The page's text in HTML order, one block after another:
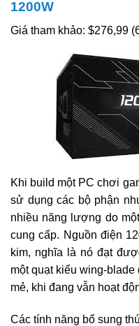
1200W
Giá tham khảo: $276,99
Khi build một PC chơi
sử dụng các bộ phận
nhiều năng lượng do
cung cấp. Nguồn điện
kim, nghĩa là nó đạt
một quạt kiểu wing-
mẻ, khi đang vẫn hoạt
Các tính năng bổ sung